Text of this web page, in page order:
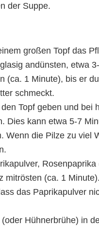
der Suppe.
großen Topf das
andünsten, etwa
(ca. 1 Minute), bis er
schmeckt.
Topf geben und bei
Dies kann etwa 5-7
Wenn die Pilze zu viel
mitrösten (ca. 1
das Paprikapulver
Hühnerbrühe) in